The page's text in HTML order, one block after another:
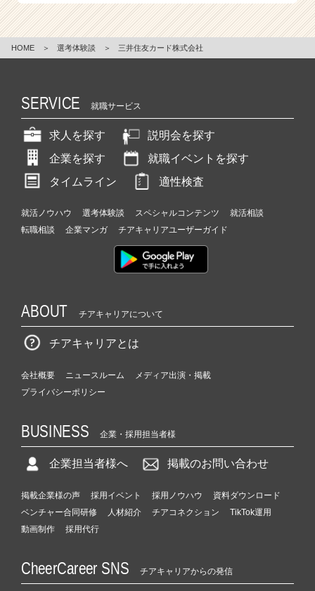
r
r
HOME ＞ 選考体験談 ＞ 三井住友カード株式会社
SERVICE 就職サービス
求人を探す
説明会を探す
企業を探す
就職イベントを探す
タイムライン
適性検査
就活ノウハウ 選考体験談 スペシャルコンテンツ
就活相談
転職相談
企業マンガ チアキャリアユーザーガイド
ABOUT チアキャリアについて
チアキャリアとは
会社概要 ニュースルーム
メディア出演・掲載
プライバシーポリシー
BUSINESS 企業・採用担当者様
企業担当者様へ 掲載のお問い合わせ
掲載企業様の声 採用イベント 採用ノウハウ
資料ダウンロード
ベンチャー合同研修
人材紹介 チアコネクション
TikTok運用
動画制作
採用代行
CheerCareer SNS チアキャリアからの発信